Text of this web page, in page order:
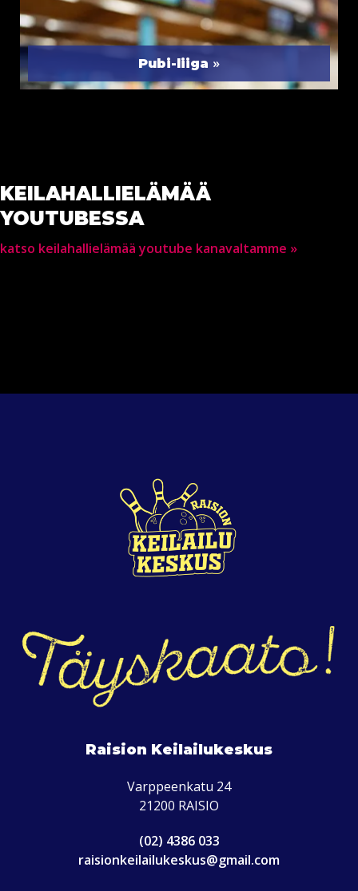
Pubi-liiga »
KEILAHALLIELÄMÄÄ
YOUTUBESSA
katso keilahallielämää youtube kanavaltamme »
Raision Keilailukeskus
Varppeenkatu 24
21200 RAISIO
(02) 4386 033
raisionkeilailukeskus@gmail.com